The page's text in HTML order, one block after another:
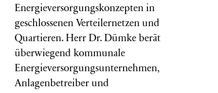
Energieversorgungskonzepten in
geschlossenen Verteilernetzen und
Quartieren. Herr Dr. Dümke berät
überwiegend kommunale
Energieversorgungsunternehmen,
Anlagenbetreiber und